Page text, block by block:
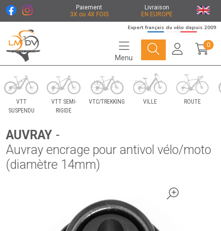
Paiement
3X ou 4X FOIS
Livraison
EN EUROPE
Le Marché du Vélo Votre distributeurs de vélo
Expert français du vélo depuis 2009
Menu
0
VTT
SUSPENDU
VTT SEMI-
RIGIDE
VTC/TREKKING VILLE ROUTE
AUVRAY -
Auvray encrage pour antivol vélo/moto
(diamètre 14mm)